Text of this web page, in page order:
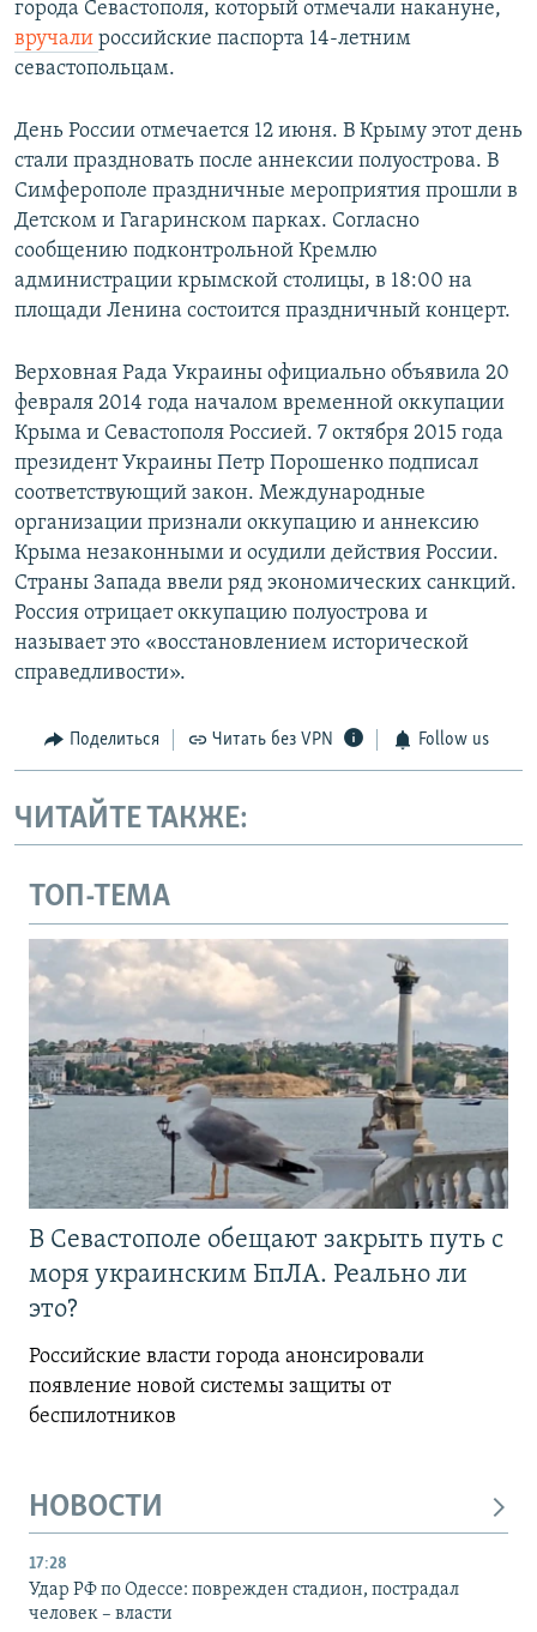
города Севастополя, который отмечали накануне,
вручали российские паспорта 14-летним
севастопольцам.
День России отмечается 12 июня. В Крыму этот день
стали праздновать после аннексии полуострова. В
Симферополе праздничные мероприятия прошли в
Детском и Гагаринском парках. Согласно
сообщению подконтрольной Кремлю
администрации крымской столицы, в 18:00 на
площади Ленина состоится праздничный концерт.
Верховная Рада Украины официально объявила 20
февраля 2014 года началом временной оккупации
Крыма и Севастополя Россией. 7 октября 2015 года
президент Украины Петр Порошенко подписал
соответствующий закон. Международные
организации признали оккупацию и аннексию
Крыма незаконными и осудили действия России.
Страны Запада ввели ряд экономических санкций.
Россия отрицает оккупацию полуострова и
называет это «восстановлением исторической
справедливости».
Поделиться Читать без VPN Follow us
ЧИТАЙТЕ ТАКЖЕ:
ТОП-ТЕМА
В Севастополе обещают закрыть путь с
моря украинским БпЛА. Реально ли
это?
Российские власти города анонсировали
появление новой системы защиты от
беспилотников
НОВОСТИ
17:28
Удар РФ по Одессе: поврежден стадион, пострадал
человек – власти